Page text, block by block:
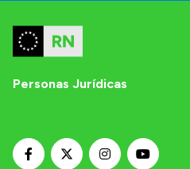
Personas Jurídicas